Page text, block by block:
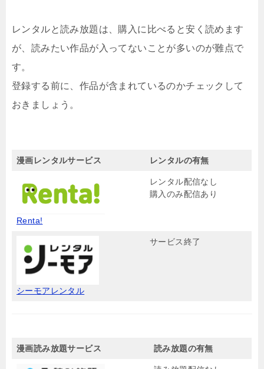
レンタルと読み放題は、購入に比べると安く読めます
が、読みたい作品が入ってないことが多いのが難点で
す。
登録する前に、作品が含まれているのかチェックして
おきましょう。
漫画レンタルサービス レンタルの有無
Renta!
レンタル配信なし
購入のみ配信あり
シーモアレンタル
サービス終了
漫画読み放題サービス 読み放題の有無